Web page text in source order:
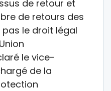
de retour et
de retours des
pas le droit légal
le vice-
de la